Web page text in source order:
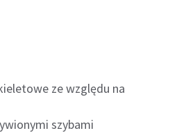
ze względu na
szybami